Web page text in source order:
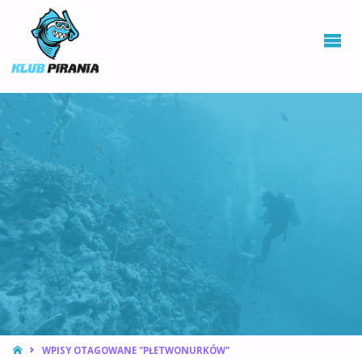
HOKEJ
STRONA
WPISY OTAGOWANE "PŁETWONURKÓW"